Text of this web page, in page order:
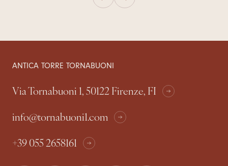
ANTICA TORRE TORNABUONI
Via Tornabuoni 1, 50122 Firenze, FI
info@tornabuoni1.com
+39 055 2658161